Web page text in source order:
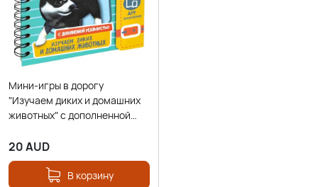
Мини-игры в дорогу
"Изучаем диких и домашних
животных" с дополненной
20AUD
В корзину